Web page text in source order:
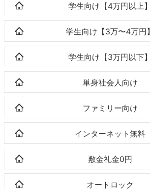
学生向け【4万円以上】
学生向け【3万〜4万円】
学生向け【3万円以下】
単身社会人向け
ファミリー向け
インターネット無料
敷金礼金0円
オートロック